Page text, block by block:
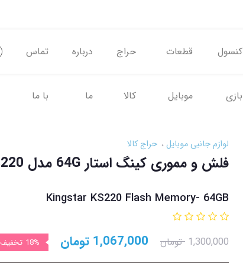
کنسول
بازی
قطعات
موبایل
حراج
کالا
درباره
ما
تماس
با ما
لوازم جانبی موبایل حراج کالا
فلش و مموری کینگ‌ استار 64G مدل KS220
Kingstar KS220 Flash Memory- 64GB
1,300,000 تومان 1,067,000 تومان 18% تخفیف